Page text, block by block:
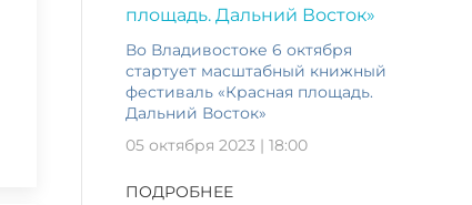
Во Владивостоке 6 октября
стартует масштабный книжный
фестиваль «Красная площадь.
Дальний Восток»
05 октября 2023 | 18:00
ПОДРОБНЕЕ